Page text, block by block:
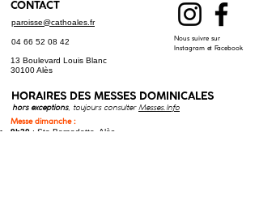
CONTACT
paroisse@cathoales.fr
04 66 52 08 42
Nous suivre sur
Instagram et Facebook
13 Boulevard Louis Blanc
30100 Alès
HORAIRES DES MESSES DOMINICALES
hors exceptions, toujours consulter Messes.Info
Messe dimanche :
9h30 : Ste Bernadette, Alès